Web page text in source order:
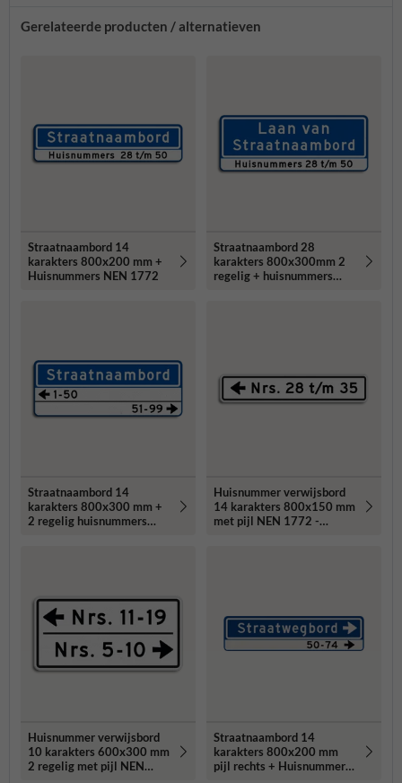
Gerelateerde producten / alternatieven
Straatnaambord 14
karakters 800x200 mm +
Huisnummers NEN 1772
Straatnaambord 28
karakters 800x300mm 2
regelig + huisnummers
Straatnaambord 14
karakters 800x300 mm +
2 regelig huisnummers
Huisnummer verwijsbord
14 karakters 800x150 mm
met pijl NEN 1772 -
Huisnummer verwijsbord
10 karakters 600x300 mm
2 regelig met pijl NEN
Straatnaambord 14
karakters 800x200 mm
pijl rechts + Huisnummers